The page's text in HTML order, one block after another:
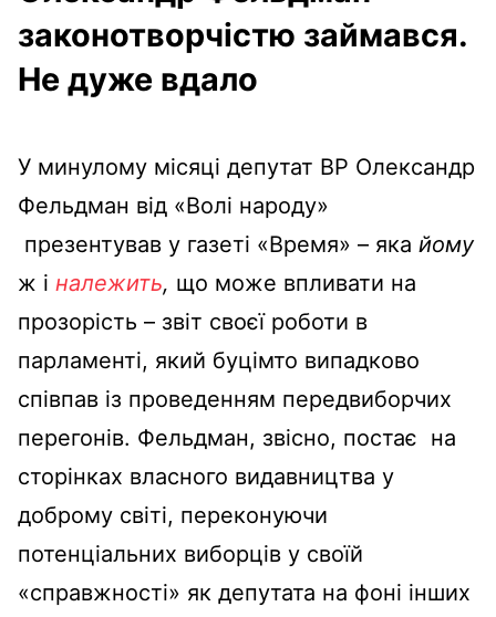
законотворчістю займався.
Не дуже вдало
У минулому місяці депутат ВР Олександр
Фельдман від «Волі народу»
презентував у газеті «Время» – яка йому
ж і належить, що може впливати на
прозорість – звіт своєї роботи в
парламенті, який буцімто випадково
співпав із проведенням передвиборчих
перегонів. Фельдман, звісно, постає на
сторінках власного видавництва у
доброму світі, переконуючи
потенціальних виборців у своїй
«справжності» як депутата на фоні інших